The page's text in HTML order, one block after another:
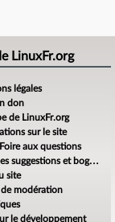
LinuxFr.org
légales
don
de LinuxFr.org
sur le site
aux questions
suggestions et bogues
site
de modération
le développement